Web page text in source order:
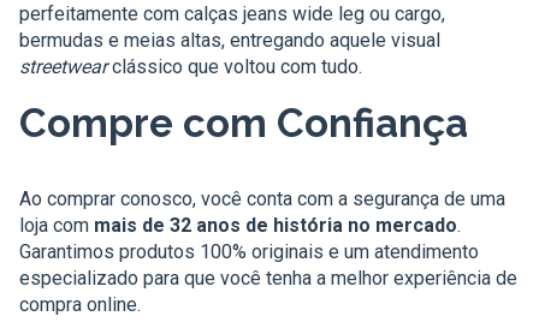
perfeitamente com calças jeans wide leg ou cargo,
bermudas e meias altas, entregando aquele visual
streetwearclássico que voltou com tudo.
Compre com Confiança
Ao comprar conosco, você conta com a segurança de uma
loja com mais de 32 anos de história no mercado.
Garantimos produtos 100% originais e um atendimento
especializado para que você tenha a melhor experiência de
compra online.